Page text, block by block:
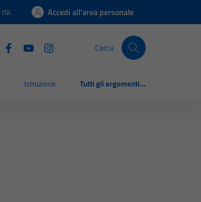
Lingua attiva:
ITA Accedi all'area personale
Cerca
Istruzione Tutti gli argomenti...